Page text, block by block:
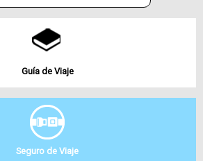
Guía de Viaje
Seguro de Viaje